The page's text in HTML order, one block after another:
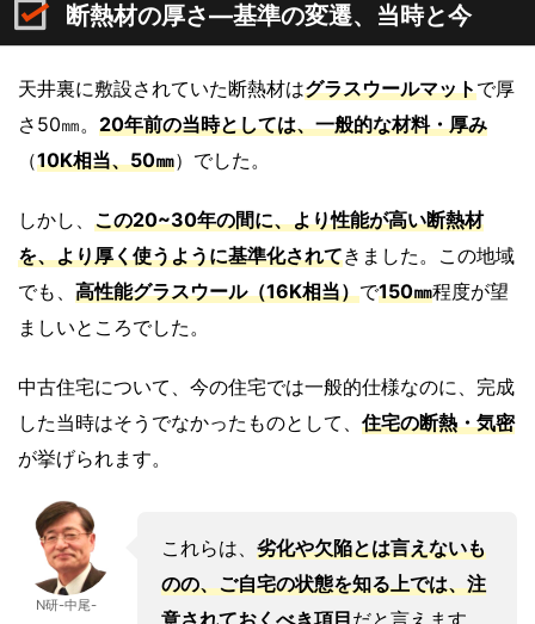
断熱材の厚さ―基準の変遷、当時と今
天井裏に敷設されていた断熱材はグラスウールマットで厚
さ50㎜。 20年前の当時としては、一般的な材料・厚み
（10K相当、50㎜）でした。
しかし、 この20~30年の間に、より性能が高い断熱材
を、より厚く使うように基準化されてきました。この地域
でも、 高性能グラスウール（16K相当）で150㎜程度が望
ましいところでした。
中古住宅について、今の住宅では一般的仕様なのに、完成
した当時はそうでなかったものとして、 住宅の断熱・気密
が挙げられます。
N研-中尾-
これらは、 劣化や欠陥とは言えないも
のの、ご自宅の状態を知る上では、注